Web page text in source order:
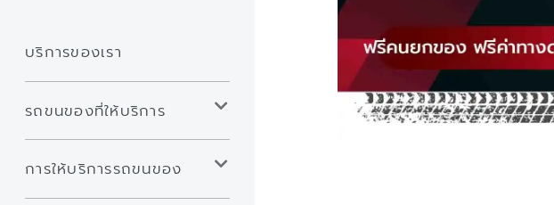
บริการของเรา
รถขนของที่ให้บริการ
การให้บริการรถขนของ